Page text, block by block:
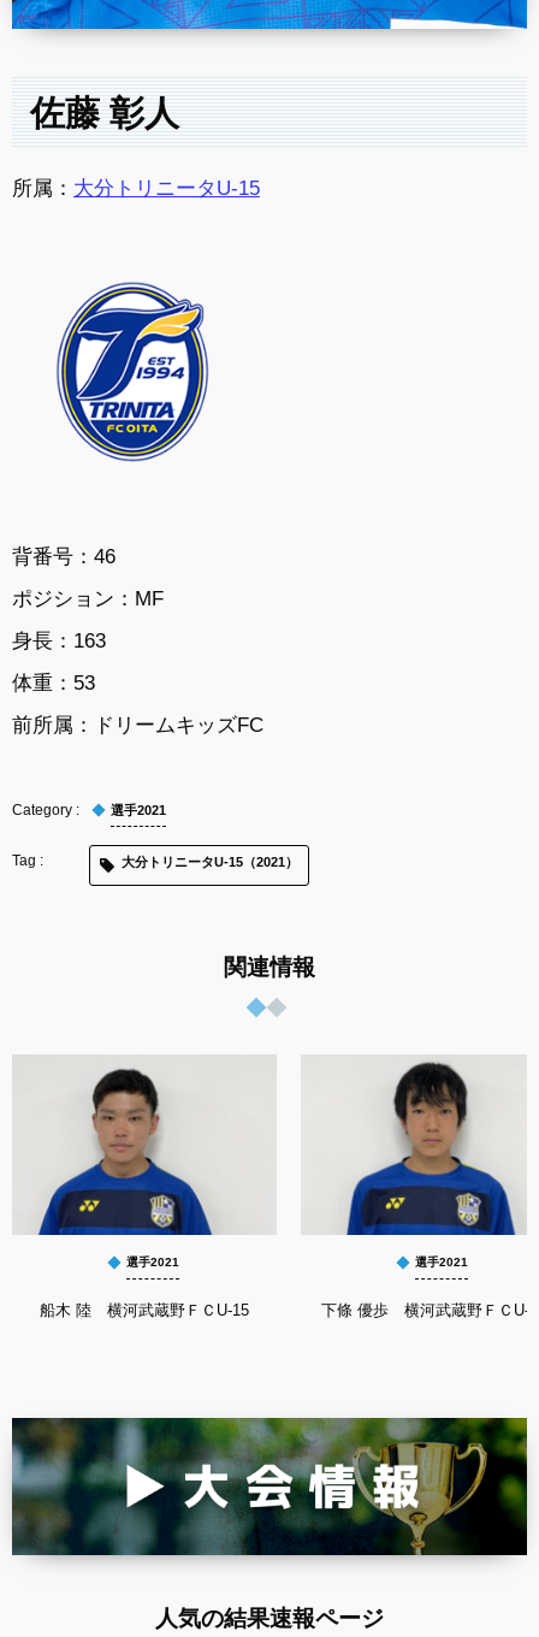
佐藤 彰人
所属： 大分トリニータU-15
背番号：46
ポジション：MF
身長：163
体重：53
前所属：ドリームキッズFC
選手2021
大分トリニータU-15（2021）
関連情報
選手2021
船木 陸 横河武蔵野ＦＣU-15
選手2021
下條 優歩 横河武蔵野ＦＣU-
人気の結果速報ページ